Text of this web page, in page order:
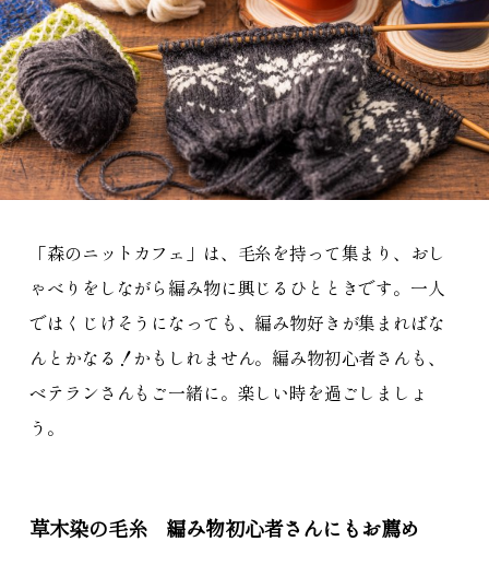
「森のニットカフェ」は、毛糸を持って集まり、おし
ゃべりをしながら編み物に興じるひとときです。一人
ではくじけそうになっても、編み物好きが集まればな
んとかなる！かもしれません。編み物初心者さんも、
ベテランさんもご一緒に。楽しい時を過ごしましょ
う。
草木染の毛糸 編み物初心者さんにもお薦め